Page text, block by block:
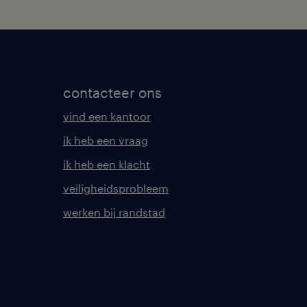
contacteer ons
vind een kantoor
ik heb een vraag
ik heb een klacht
veiligheidsprobleem
werken bij randstad